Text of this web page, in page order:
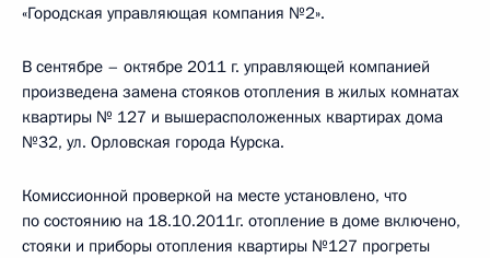
«Городская управляющая компания №2».
В сентябре – октябре 2011 г. управляющей компанией
произведена замена стояков отопления в жилых комнатах
квартиры № 127 и вышерасположенных квартирах дома
№32, ул. Орловская города Курска.
Комиссионной проверкой на месте установлено, что
по состоянию на 18.10.2011г. отопление в доме включено,
стояки и приборы отопления квартиры №127 прогреты